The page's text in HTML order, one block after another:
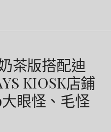
茶版搭配迪
KIOSK店鋪
眼怪、毛怪